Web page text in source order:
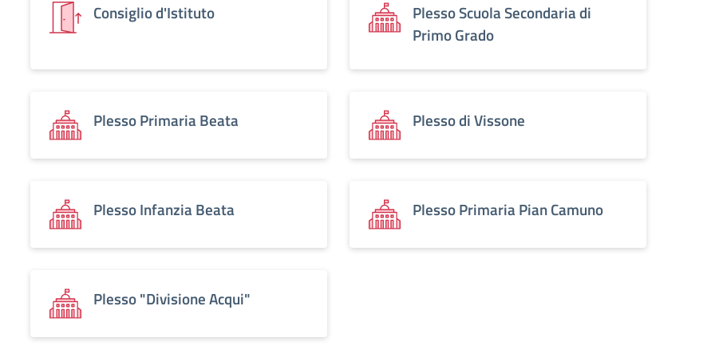
Consiglio d'Istituto
Plesso Scuola Secondaria di
Primo Grado
Plesso Primaria Beata Plesso di Vissone
Plesso Infanzia Beata Plesso Primaria Pian Camuno
Plesso "Divisione Acqui"